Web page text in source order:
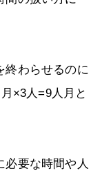
終わらせるのに
×3人=9人月と
必要な時間や人